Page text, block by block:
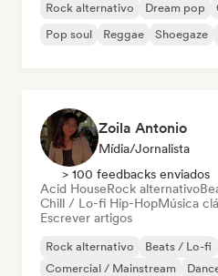
Rock alternativo Dream pop
Pop soul
Reggae Shoegaze
Zoila Antonio
Mídia/Jornalista
> 100 feedbacks enviados
Acid HouseRock alternativo
Chill / Lo-fi Hip-HopMúsica
Escrever artigos
Rock alternativo Beats / Lo-fi
Comercial / Mainstream